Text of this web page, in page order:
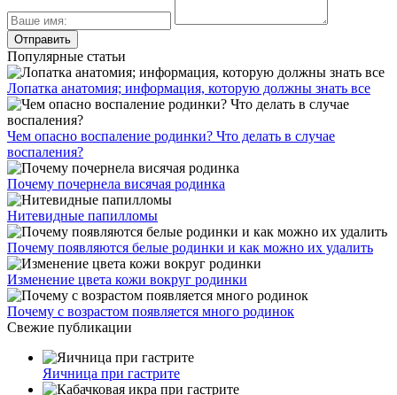
Популярные статьи
Лопатка анатомия; информация, которую должны знать все
Чем опасно воспаление родинки? Что делать в случае
воспаления?
Почему почернела висячая родинка
Нитевидные папилломы
Почему появляются белые родинки и как можно их удалить
Изменение цвета кожи вокруг родинки
Почему с возрастом появляется много родинок
Свежие публикации
Яичница при гастрите